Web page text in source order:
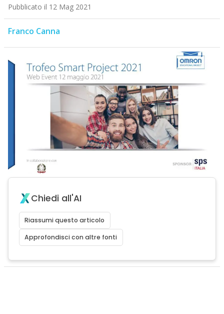
Pubblicato il 12 Mag 2021
Franco Canna
Chiedi all'AI
Riassumi questo articolo
Approfondisci con altre fonti